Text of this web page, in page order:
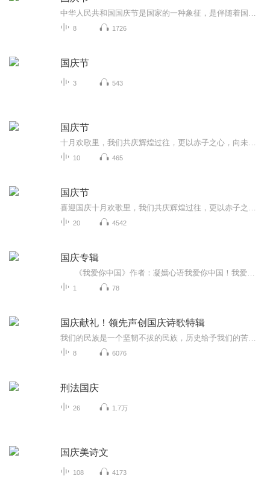
8 1726
国庆节
3 543
国庆节
10 465
国庆节
20 4542
国庆专辑
1 78
国庆献礼！领先声创国庆诗歌特辑
8 6076
刑法国庆
26 1.7万
国庆美诗文
108 4173